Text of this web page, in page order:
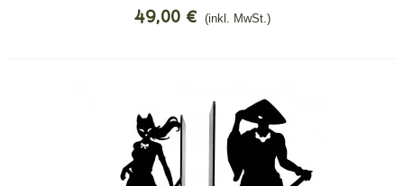
Kitsune
49,00 € (inkl. MwSt.)